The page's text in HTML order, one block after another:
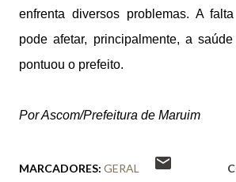
enfrenta diversos problemas. A
pode afetar, principalmente, a saúde
pontuou o prefeito.
Por Ascom/Prefeitura de Maruim
MARCADORES: GERAL